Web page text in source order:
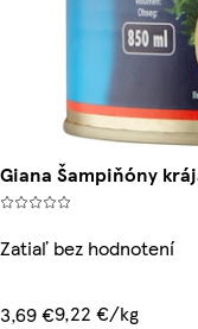
Giana Šampiňóny
Zatiaľ bez hodnotení
3,69 €9,22 €/kg